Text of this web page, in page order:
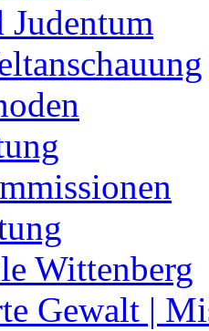
Wittenberg
Gewalt |